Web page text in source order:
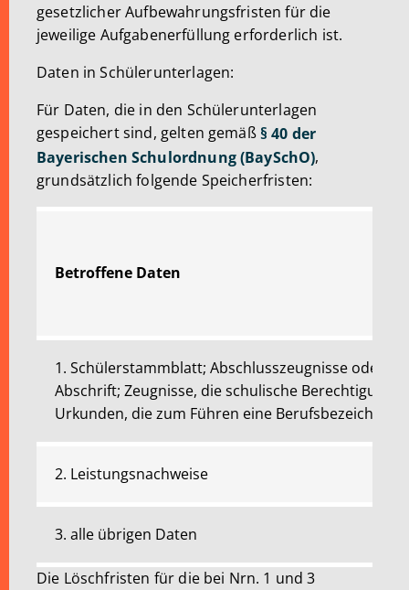
gesetzlicher Aufbewahrungsfristen für die
jeweilige Aufgabenerfüllung erforderlich ist.
Daten in Schülerunterlagen:
Für Daten, die in den Schülerunterlagen
gespeichert sind, gelten gemäß§ 40 der
Bayerischen Schulordnung (BaySchO),
grundsätzlich folgende Speicherfristen:
Betroffene Daten
1. Schülerstammblatt; Abschlusszeugnisse oder
Abschrift; Zeugnisse, die schulische
Urkunden, die zum Führen eine
2. Leistungsnachweise
3. alle übrigen Daten
Die Löschfristen für die bei Nrn. 1 und 3